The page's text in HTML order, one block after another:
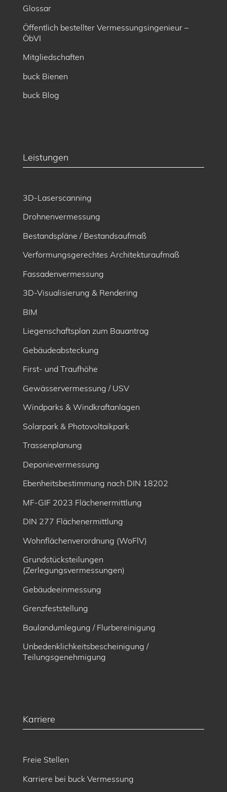
Glossar
Öffentlich bestellter Vermessungsingenieur –
ÖbVI
Mitgliedschaften
buck Bienen
buck Blog
Leistungen
3D-Laserscanning
Drohnenvermessung
Bestandspläne / Bestandsaufmaß
Verformungsgerechtes Architekturaufmaß
Fassadenvermessung
3D-Visualisierung & Rendering
BIM
Liegenschaftsplan zum Bauantrag
Gebäudeabsteckung
First- und Traufhöhe
Gewässervermessung / USV
Windparks & Windkraftanlagen
Solarpark & Photovoltaikpark
Trassenplanung
Deponievermessung
Ebenheitsbe­stimmung nach DIN 18202
MF-GIF 2023 Flächenermittlung
DIN 277 Flächenermittlung
Wohnflächenverordnung (WoFlV)
Grundstücksteilungen
(Zerlegungsvermessungen)
Gebäudeeinmessung
Grenzfeststellung
Baulandumlegung / Flurbereinigung
Unbedenklichkeitsbescheinigung /
Teilungsgenehmigung
Karriere
Freie Stellen
Karriere bei buck Vermessung